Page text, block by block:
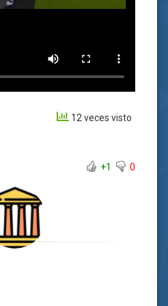
12 veces visto
+1
0